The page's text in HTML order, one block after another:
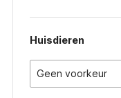
Huisdieren
Geen voorkeur